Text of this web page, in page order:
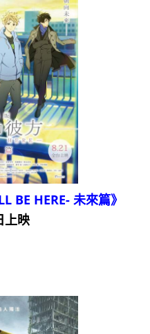
BE HERE- 未來篇》
上映